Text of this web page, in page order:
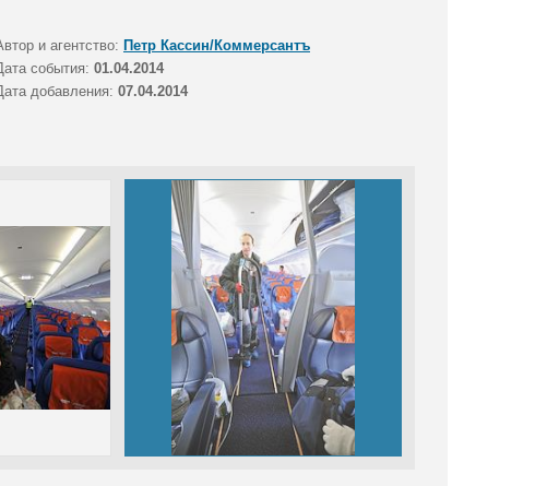
и агентство: Петр Кассин/Коммерсантъ
события: 01.04.2014
добавления: 07.04.2014